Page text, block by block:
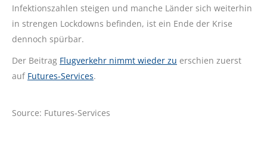
Infektionszahlen steigen und manche Länder sich weiterhin
in strengen Lockdowns befinden, ist ein Ende der Krise
dennoch spürbar.
Der Beitrag Flugverkehr nimmt wieder zu erschien zuerst
auf Futures-Services.
Source: Futures-Services